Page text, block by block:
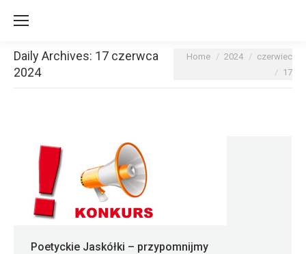
Daily Archives: 17 czerwca
2024
You are here:
Home 2024
czerwiec
17
Poetyckie Jaskółki – przypomnijmy